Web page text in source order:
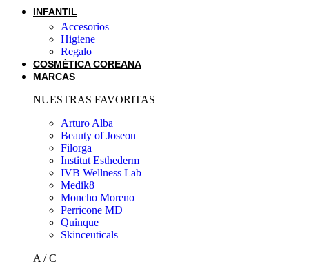
INFANTIL
Accesorios
Higiene
Regalo
COSMÉTICA COREANA
MARCAS
NUESTRAS FAVORITAS
Arturo Alba
Beauty of Joseon
Filorga
Institut Esthederm
IVB Wellness Lab
Medik8
Moncho Moreno
Perricone MD
Quinque
Skinceuticals
A / C